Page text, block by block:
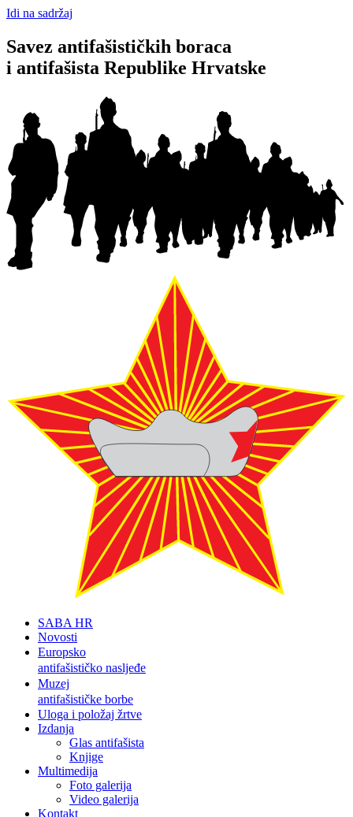
Idi na sadržaj
Savez antifašističkih boraca
i antifašista Republike Hrvatske
SABA HR
Novosti
Europsko
antifašističko nasljeđe
Muzej
antifašističke borbe
Uloga i položaj žrtve
Izdanja
Glas antifašista
Knjige
Multimedija
Foto galerija
Video galerija
Kontakt